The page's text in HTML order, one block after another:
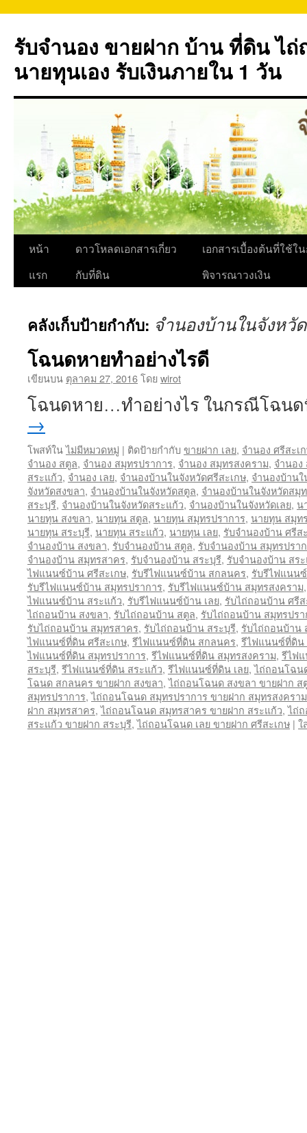
ยัง
เนื้อหา
รับจำนอง ขายฝาก บ้าน ที่ดิน ไ
นายทุนเอง รับเงินภายใน 1 วัน
หน้า
แรก
ดาวโหลดเอกสารเกี่ยว
กับที่ดิน
เอกสารเบื้องต้นที่ใช้ใ
พิจารณาวงเงิน
คลังเก็บป้ายกำกับ: จำนองบ้านในจังหวั
โฉนดหายทำอย่างไรดี
เขียนบน ตุลาคม 27, 2016โดยwirot
โฉนดหาย…ทำอย่างไร ในกรณีโฉ
→
โพสท์ในไม่มีหมวดหมู่ | ติดป้ายกำกับ ขายฝาก เลย, จำนอง ศรีสะเ
จำนอง สตูล, จำนอง สมุทรปราการ, จำนอง สมุทรสงคราม, จำนอง
สระแก้ว, จำนอง เลย, จำนองบ้านในจังหวัดศรีสะเกษ, จำนองบ้าน
จังหวัดสงขลา, จำนองบ้านในจังหวัดสตูล, จำนองบ้านในจังหวัดสมุ
สระบุรี, จำนองบ้านในจังหวัดสระแก้ว, จำนองบ้านในจังหวัดเลย, น
นายทุน สงขลา, นายทุน สตูล, นายทุน สมุทรปราการ, นายทุน สมุท
นายทุน สระบุรี, นายทุน สระแก้ว, นายทุน เลย, รับจำนองบ้าน ศรีส
จำนองบ้าน สงขลา, รับจำนองบ้าน สตูล, รับจำนองบ้าน สมุทรปรา
จำนองบ้าน สมุทรสาคร, รับจำนองบ้าน สระบุรี, รับจำนองบ้าน สร
ไฟแนนซ์บ้าน ศรีสะเกษ, รับรีไฟแนนซ์บ้าน สกลนคร, รับรีไฟแนน
รับรีไฟแนนซ์บ้าน สมุทรปราการ, รับรีไฟแนนซ์บ้าน สมุทรสงคราม
ไฟแนนซ์บ้าน สระแก้ว, รับรีไฟแนนซ์บ้าน เลย, รับไถ่ถอนบ้าน ศรีส
ไถ่ถอนบ้าน สงขลา, รับไถ่ถอนบ้าน สตูล, รับไถ่ถอนบ้าน สมุทรปร
รับไถ่ถอนบ้าน สมุทรสาคร, รับไถ่ถอนบ้าน สระบุรี, รับไถ่ถอนบ้าน
ไฟแนนซ์ที่ดิน ศรีสะเกษ, รีไฟแนนซ์ที่ดิน สกลนคร, รีไฟแนนซ์ที่ดิน
ไฟแนนซ์ที่ดิน สมุทรปราการ, รีไฟแนนซ์ที่ดิน สมุทรสงคราม, รีไฟ
สระบุรี, รีไฟแนนซ์ที่ดิน สระแก้ว, รีไฟแนนซ์ที่ดิน เลย,ไถ่ถอนโฉน
โฉนด สกลนคร ขายฝาก สงขลา,ไถ่ถอนโฉนด สงขลา ขายฝาก ส
สมุทรปราการ,ไถ่ถอนโฉนด สมุทรปราการ ขายฝาก สมุทรสงคราม
ฝาก สมุทรสาคร,ไถ่ถอนโฉนด สมุทรสาคร ขายฝาก สระแก้ว,ไถ่
สระแก้ว ขายฝาก สระบุรี,ไถ่ถอนโฉนด เลย ขายฝาก ศรีสะเกษ | ใ